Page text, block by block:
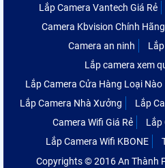
Lắp Camera Vantech Giá Rẻ
Camera Kbvision Chính Hãng
Camera an ninh
Lắp camera xem
Lắp Camera Cửa Hàng Loại Nào
Lắp Camera Nhà Xưởng
Lắp
Camera Wifi Giá Rẻ
Lắp
Lắp Camera Wifi KBONE
Copyrights © 2016 An Thành